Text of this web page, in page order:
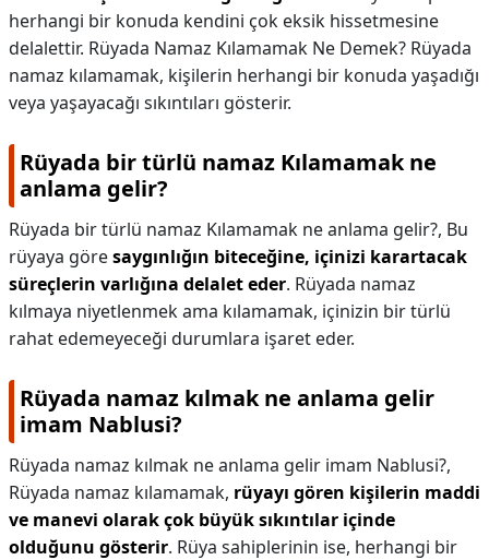
herhangi bir konuda kendini çok eksik hissetmesine
delalettir. Rüyada Namaz Kılamamak Ne Demek? Rüyada
namaz kılamamak, kişilerin herhangi bir konuda yaşadığı
veya yaşayacağı sıkıntıları gösterir.
Rüyada bir türlü namaz Kılamamak ne
anlama gelir?
Rüyada bir türlü namaz Kılamamak ne anlama gelir?, Bu
rüyaya göresaygınlığın biteceğine, içinizi karartacak
süreçlerin varlığına delalet eder. Rüyada namaz
kılmaya niyetlenmek ama kılamamak, içinizin bir türlü
rahat edemeyeceği durumlara işaret eder.
Rüyada namaz kılmak ne anlama gelir
imam Nablusi?
Rüyada namaz kılmak ne anlama gelir imam Nablusi?,
Rüyada namaz kılamamak, rüyayı gören kişilerin maddi
ve manevi olarak çok büyük sıkıntılar içinde
olduğunu gösterir. Rüya sahiplerinin ise, herhangi bir